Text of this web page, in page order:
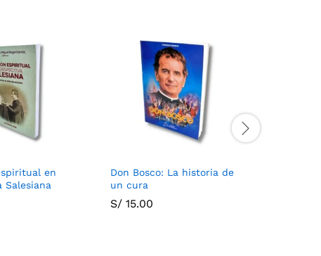
en
Salesiana
Don Bosco: La historia de
un cura
S/ 15.00